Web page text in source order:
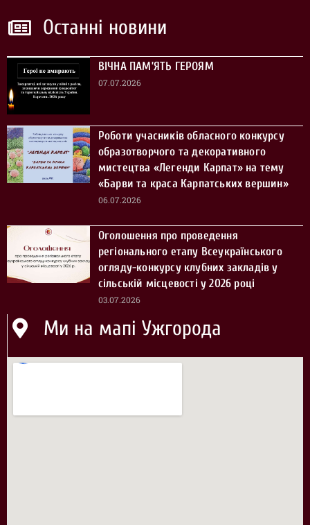
Останні новини
ВІЧНА ПАМ’ЯТЬ ГЕРОЯМ
07.07.2026
Роботи учасників обласного конкурсу
образотворчого та декоративного
мистецтва «Легенди Карпат» на тему
«Барви та краса Карпатських вершин»
06.07.2026
Оголошення про проведення
регіонального етапу Всеукраїнського
огляду-конкурсу клубних закладів у
сільській місцевості у 2026 році
03.07.2026
Ми на мапі Ужгорода